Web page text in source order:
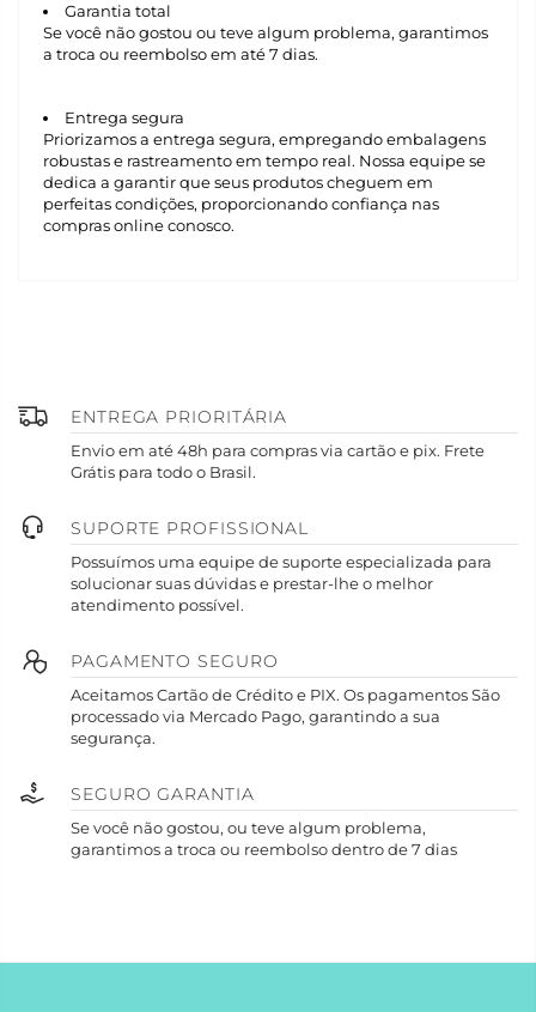
Garantia total
Se você não gostou ou teve algum problema, garantimos
a troca ou reembolso em até 7 dias.
Entrega segura
Priorizamos a entrega segura, empregando embalagens
robustas e rastreamento em tempo real. Nossa equipe se
dedica a garantir que seus produtos cheguem em
perfeitas condições, proporcionando confiança nas
compras online conosco.
ENTREGA PRIORITÁRIA
Envio em até 48h para compras via cartão e pix. Frete
Grátis para todo o Brasil.
SUPORTE PROFISSIONAL
Possuímos uma equipe de suporte especializada para
solucionar suas dúvidas e prestar-lhe o melhor
atendimento possível.
PAGAMENTO SEGURO
Aceitamos Cartão de Crédito e PIX. Os pagamentos São
processado via Mercado Pago, garantindo a sua
segurança.
SEGURO GARANTIA
Se você não gostou, ou teve algum problema,
garantimos a troca ou reembolso dentro de 7 dias